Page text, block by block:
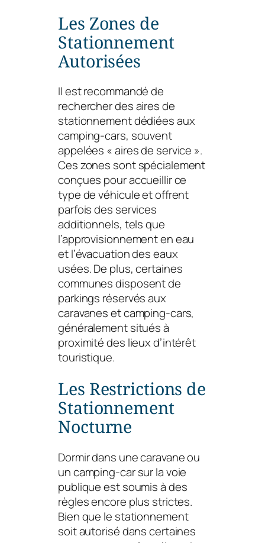
Les Zones de
Stationnement
Autorisées
Il est recommandé de
rechercher des aires de
stationnement dédiées aux
camping-cars, souvent
appelées « aires de service ».
Ces zones sont spécialement
conçues pour accueillir ce
type de véhicule et offrent
parfois des services
additionnels, tels que
l’approvisionnement en eau
et l’évacuation des eaux
usées. De plus, certaines
communes disposent de
parkings réservés aux
caravanes et camping-cars,
généralement situés à
proximité des lieux d’intérêt
touristique.
Les Restrictions de
Stationnement
Nocturne
Dormir dans une caravane ou
un camping-car sur la voie
publique est soumis à des
règles encore plus strictes.
Bien que le stationnement
soit autorisé dans certaines